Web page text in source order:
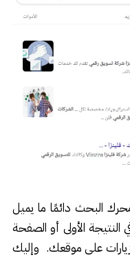
البحث دائمًا ما يميل
النتيجة الأولى أو الصفحة
على موقعك. وإليك